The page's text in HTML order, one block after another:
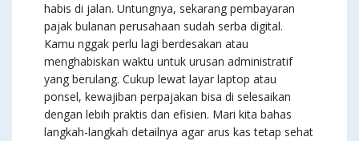
habis di jalan. Untungnya, sekarang pembayaran
pajak bulanan perusahaan sudah serba digital.
Kamu nggak perlu lagi berdesakan atau
menghabiskan waktu untuk urusan administratif
yang berulang. Cukup lewat layar laptop atau
ponsel, kewajiban perpajakan bisa di selesaikan
dengan lebih praktis dan efisien. Mari kita bahas
langkah-langkah detailnya agar arus kas tetap sehat